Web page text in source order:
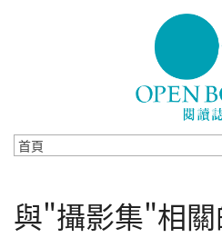
與"攝影集"相